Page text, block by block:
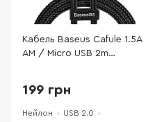
Кабель Baseus Cafule 1.5A
AM / Micro USB 2m
199 грн
Нейлон
USB 2.0